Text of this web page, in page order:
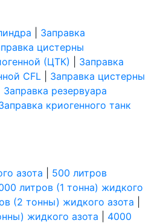
Заправка
цистерны
(ЦТК)
Заправка
CFL
Заправка цистерны
Заправка резервуара
криогенного танк
азота
500 литров
литров (1 тонна) жидкого
(2 тонны) жидкого азота
жидкого азота
4000